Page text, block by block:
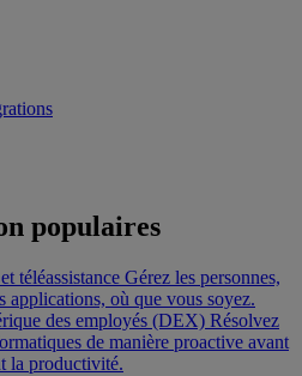
populaires
téléassistance Gérez les personnes,
applications, où que vous soyez.
des employés (DEX) Résolvez
de manière proactive avant
la productivité.